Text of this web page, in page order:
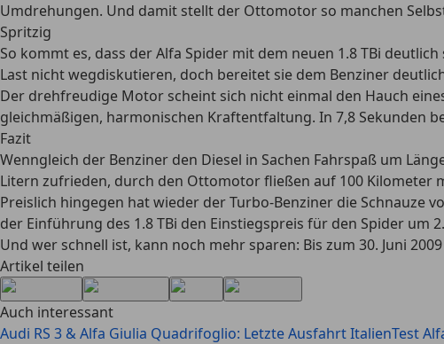
Umdrehungen. Und damit stellt der Ottomotor so manchen
Spritzig
So kommt es, dass der Alfa Spider mit dem neuen 1.8 TBi
Last nicht wegdiskutieren, doch bereitet sie dem Benziner
Der drehfreudige Motor scheint sich nicht einmal den Hauch
gleichmäßigen, harmonischen Kraftentfaltung. In 7,8 Sekunden
Fazit
Wenngleich der Benziner den Diesel in Sachen Fahrspaß um
Litern zufrieden, durch den Ottomotor fließen auf 100 Kilometer
Preislich hingegen hat wieder der Turbo-Benziner die Schnauze
der Einführung des 1.8 TBi den Einstiegspreis für den Spider um
Und wer schnell ist, kann noch mehr sparen: Bis zum 30. Juni
Artikel teilen
Auch interessant
Audi RS 3 & Alfa Giulia Quadrifoglio: Letzte Ausfahrt ItalienTest